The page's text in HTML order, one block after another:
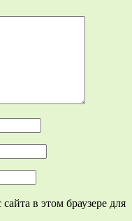
в этом браузере для